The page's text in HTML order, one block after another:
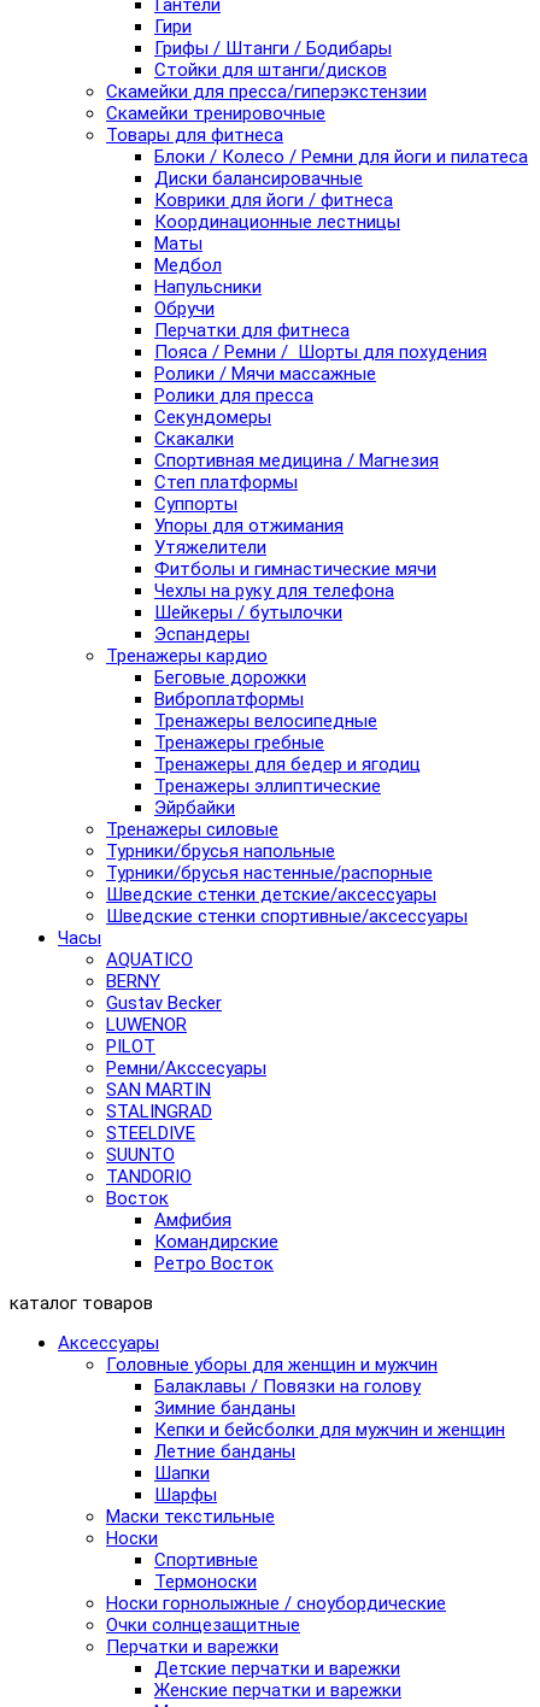
Гантели
Гири
Грифы / Штанги / Бодибары
Стойки для штанги/дисков
Скамейки для пресса/гиперэкстензии
Скамейки тренировочные
Товары для фитнеса
Блоки / Колесо / Ремни для йоги и пилатеса
Диски балансировачные
Коврики для йоги / фитнеса
Координационные лестницы
Маты
Медбол
Напульсники
Обручи
Перчатки для фитнеса
Пояса / Ремни / Шорты для похудения
Ролики / Мячи массажные
Ролики для пресса
Секундомеры
Скакалки
Спортивная медицина / Магнезия
Степ платформы
Суппорты
Упоры для отжимания
Утяжелители
Фитболы и гимнастические мячи
Чехлы на руку для телефона
Шейкеры / бутылочки
Эспандеры
Тренажеры кардио
Беговые дорожки
Виброплатформы
Тренажеры велосипедные
Тренажеры гребные
Тренажеры для бедер и ягодиц
Тренажеры эллиптические
Эйрбайки
Тренажеры силовые
Турники/брусья напольные
Турники/брусья настенные/распорные
Шведские стенки детские/аксессуары
Шведские стенки спортивные/аксессуары
Часы
AQUATICO
BERNY
Gustav Becker
LUWENOR
PILOT
Pемни/Акссесуары
SAN MARTIN
STALINGRAD
STEELDIVE
SUUNTO
TANDORIO
Восток
Амфибия
Командирские
Ретро Восток
каталог товаров
Аксессуары
Головные уборы для женщин и мужчин
Балаклавы / Повязки на голову
Зимние банданы
Кепки и бейсболки для мужчин и женщин
Летние банданы
Шапки
Шарфы
Маски текстильные
Носки
Спортивные
Термоноски
Носки горнолыжные / сноубордические
Очки солнцезащитные
Перчатки и варежки
Детские перчатки и варежки
Женские перчатки и варежки